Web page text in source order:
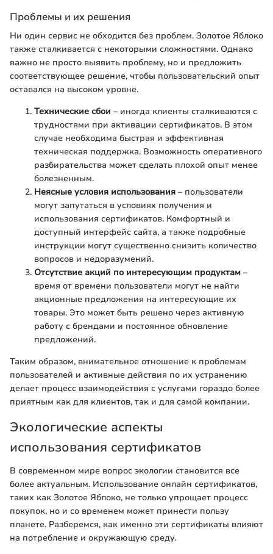
Проблемы и их решения
Ни один сервис не обходится без проблем. Золотое Яблоко
также сталкивается с некоторыми сложностями. Однако
важно не просто выявить проблему, но и предложить
соответствующее решение, чтобы пользовательский опыт
оставался на высоком уровне.
Технические сбои – иногда клиенты сталкиваются с
трудностями при активации сертификатов. В этом
случае необходима быстрая и эффективная
техническая поддержка. Возможность оперативного
разбирательства может сделать плохой опыт менее
болезненным.
Неясные условия использования – пользователи
могут запутаться в условиях получения и
использования сертификатов. Комфортный и
доступный интерфейс сайта, а также подробные
инструкции могут существенно снизить количество
вопросов и недоразумений.
Отсутствие акций по интересующим продуктам –
время от времени пользователи могут не найти
акционные предложения на интересующие их
товары. Это может быть решено через активную
работу с брендами и постоянное обновление
предложений.
Таким образом, внимательное отношение к проблемам
пользователей и активные действия по их устранению
делает процесс взаимодействия с услугами гораздо более
приятным как для клиентов, так и для самой компании.
Экологические аспекты
использования сертификатов
В современном мире вопрос экологии становится все
более актуальным. Использование онлайн сертификатов,
таких как Золотое Яблоко, не только упрощает процесс
покупок, но и со временем может принести пользу
планете. Разберемся, как именно эти сертификаты влияют
на потребление и окружающую среду.